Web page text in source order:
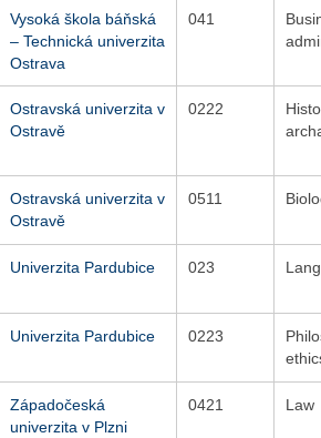
Vysoká škola báňská
– Technická univerzita
Ostrava
041
Ostravská univerzita v
Ostravě
0222
Ostravská univerzita v
Ostravě
0511
Univerzita Pardubice 023
Univerzita Pardubice 0223
Západočeská
univerzita v Plzni
0421 Law